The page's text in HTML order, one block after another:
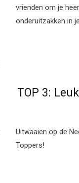
vrienden om je
onderuitzakken in
TOP 3:
Uitwaaien op de
Toppers!